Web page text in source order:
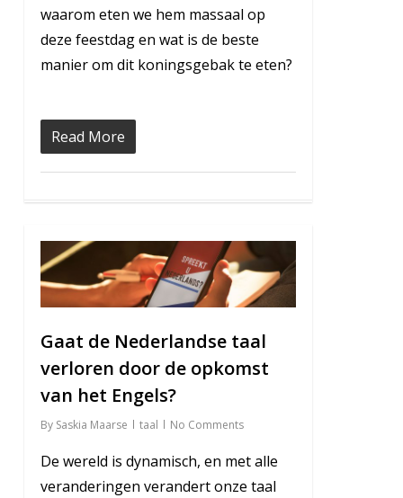
waarom eten we hem massaal op
deze feestdag en wat is de beste
manier om dit koningsgebak te eten?
Read More
Gaat de Nederlandse taal
verloren door de opkomst
van het Engels?
By Saskia Maarse taal No Comments
De wereld is dynamisch, en met alle
veranderingen verandert onze taal